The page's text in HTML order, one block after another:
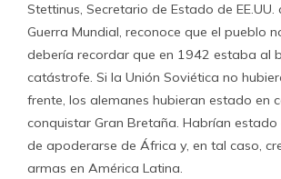
Stettinus, Secretario de Estado de EE.UU.
Guerra Mundial, reconoce que el pueblo
debería recordar que en 1942 estaba al
catástrofe. Si la Unión Soviética no
frente, los alemanes hubieran estado en
conquistar Gran Bretaña. Habrían estado
de apoderarse de África y, en tal caso,
armas en América Latina.